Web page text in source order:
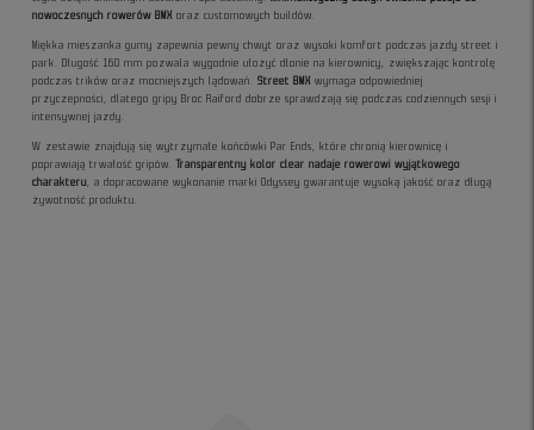
nowoczesnych rowerów BMX oraz customowych buildów.
Miękka mieszanka gumy zapewnia pewny chwyt oraz wysoki komfort podczas jazdy street i
park. Długość 160 mm pozwala wygodnie ułożyć dłonie na kierownicy, zwiększając kontrolę
podczas trików oraz mocniejszych lądowań.Street BMX wymaga odpowiedniej
przyczepności, dlatego gripy Broc Raiford dobrze sprawdzają się podczas codziennych sesji i
intensywnej jazdy.
W zestawie znajdują się wytrzymałe końcówki Par Ends, które chronią kierownicę i
poprawiają trwałość gripów.Transparentny kolor clear nadaje rowerowi wyjątkowego
charakteru, a dopracowane wykonanie marki Odyssey gwarantuje wysoką jakość oraz długą
żywotność produktu.